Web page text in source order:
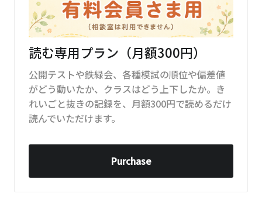
読む専用プラン（月額300円）
公開テストや鉄緑会、各種模試の順位や偏差値
がどう動いたか、クラスはどう上下したか。き
れいごと抜きの記録を、月額300円で読めるだけ
読んでいただけます。
Purchase